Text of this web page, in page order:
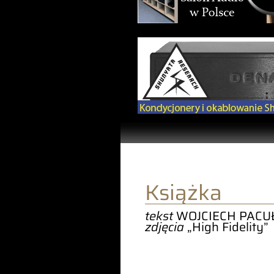
Książka
tekstWOJCIECH
zdjęcia„High Fidelity”